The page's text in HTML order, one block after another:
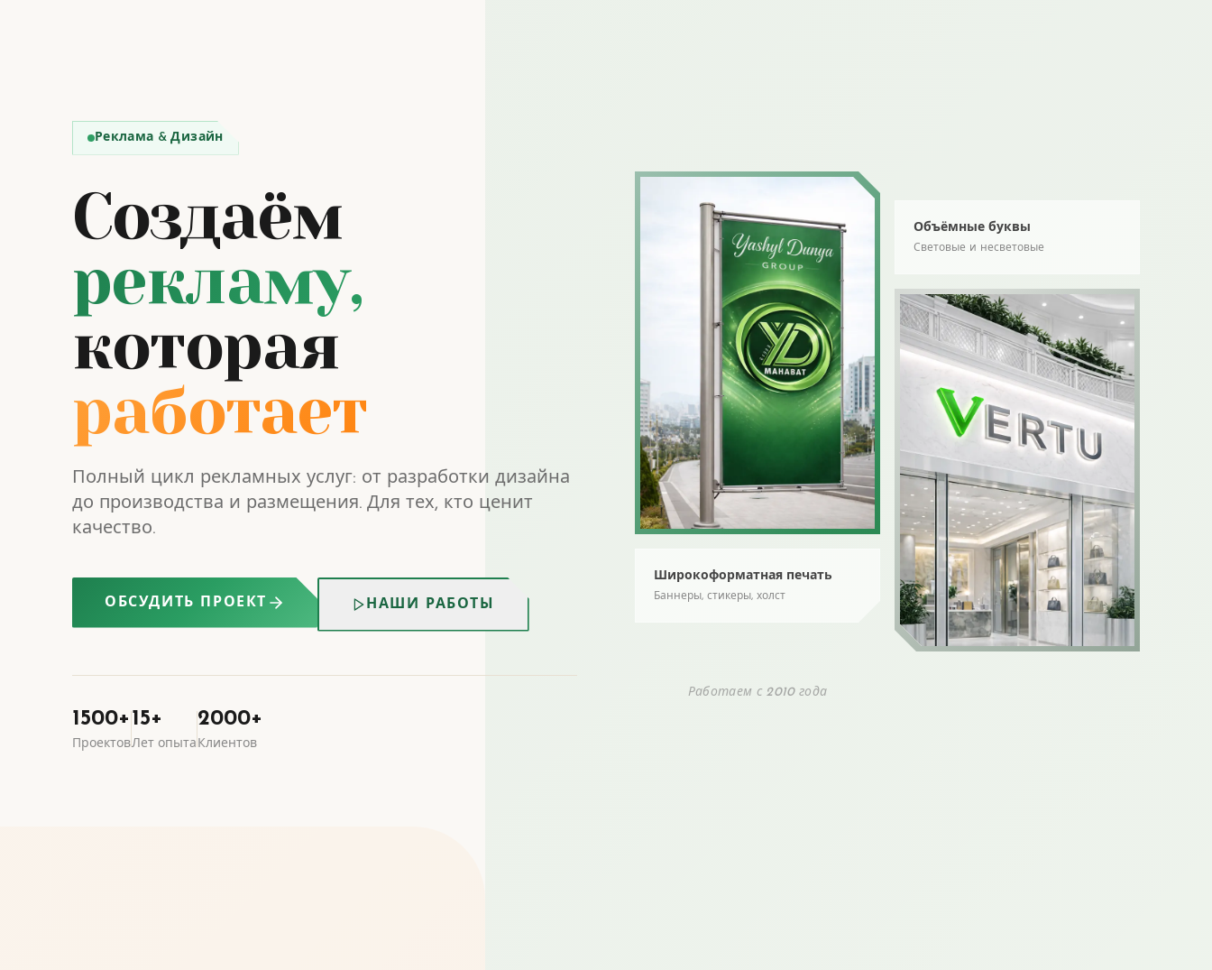
Реклама & Дизайн
Создаём
рекламу,
которая
работает
Полный цикл рекламных услуг: от разработки дизайна
до производства и размещения. Для тех, кто ценит
качество.
ОБСУДИТЬ ПРОЕКТ НАШИ РАБОТЫ
1500+
Проектов
15+
Лет опыта
2000+
Клиентов
Широкоформатная печать
Баннеры, стикеры, холст
Объёмные буквы
Световые и несветовые
Работаем с 2010 года